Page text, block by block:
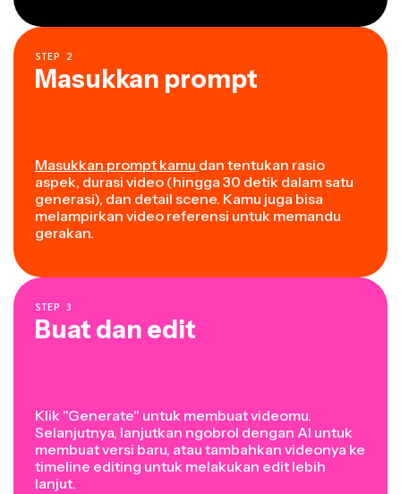
STEP 2
Masukkan prompt
Masukkan prompt kamu dan tentukan rasio
aspek, durasi video (hingga 30 detik dalam satu
generasi), dan detail scene. Kamu juga bisa
melampirkan video referensi untuk memandu
gerakan.
STEP 3
Buat dan edit
Klik "Generate" untuk membuat videomu.
Selanjutnya, lanjutkan ngobrol dengan AI untuk
membuat versi baru, atau tambahkan videonya ke
timeline editing untuk melakukan edit lebih
lanjut.